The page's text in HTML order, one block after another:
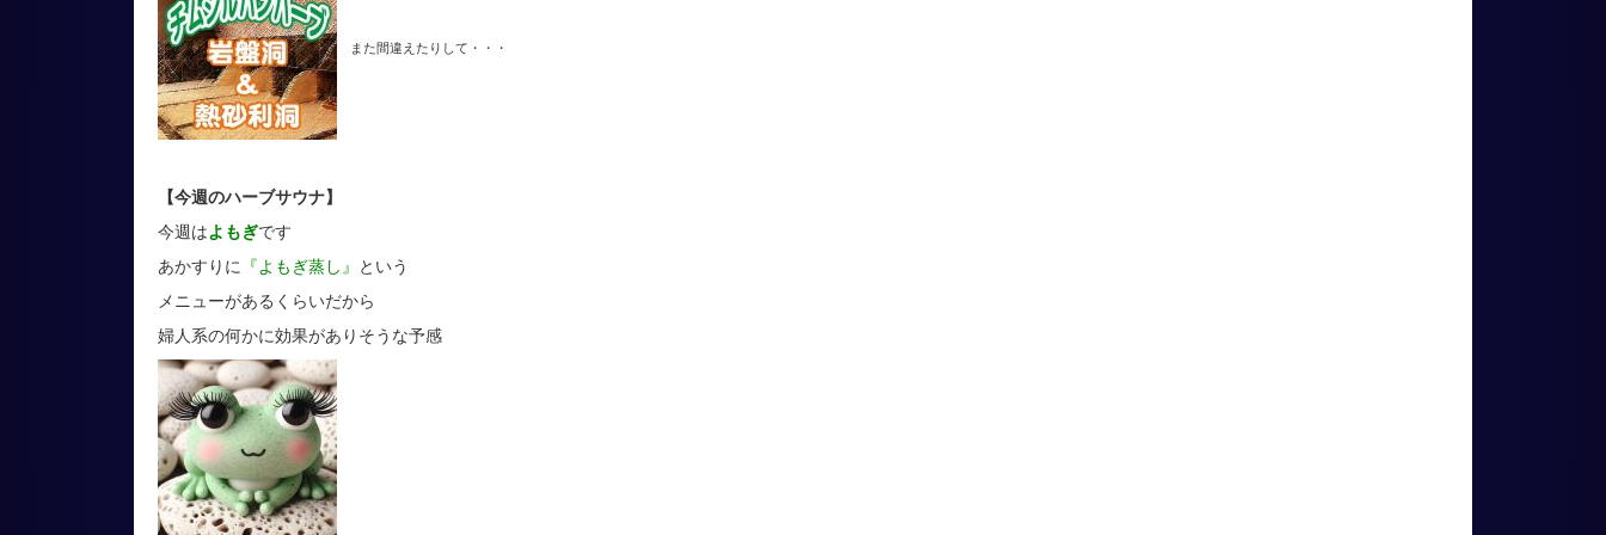
また間違えたりして・・・
【今週のハーブサウナ】
今週は よもぎです
あかすりに
『よもぎ蒸し』
という
メニューがあるくらいだから
婦人系の何かに効果がありそうな予感